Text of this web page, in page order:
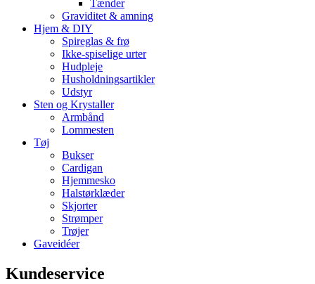
Tænder
Graviditet & amning
Hjem & DIY
Spireglas & frø
Ikke-spiselige urter
Hudpleje
Husholdningsartikler
Udstyr
Sten og Krystaller
Armbånd
Lommesten
Tøj
Bukser
Cardigan
Hjemmesko
Halstørklæder
Skjorter
Strømper
Trøjer
Gaveidéer
Kundeservice